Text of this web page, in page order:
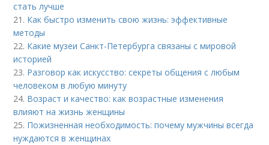
стать лучше
21. Как быстро изменить свою жизнь: эффективные
методы
22. Какие музеи Санкт-Петербурга связаны с мировой
историей
23. Разговор как искусство: секреты общения с любым
человеком в любую минуту
24. Возраст и качество: как возрастные изменения
влияют на жизнь женщины
25. Пожизненная необходимость: почему мужчины всегда
нуждаются в женщинах